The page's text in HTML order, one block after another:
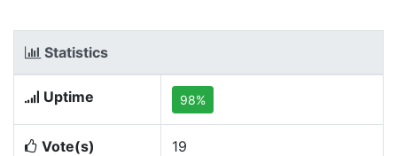
Statistics
Uptime 98%
Vote(s) 19